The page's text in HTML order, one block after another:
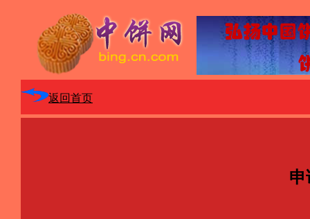
返回首页
申